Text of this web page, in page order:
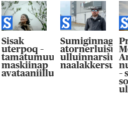
Sisak
uterpoq –
tamatumuuna
maskiinap
avataaniilluni
atornerluisullu
–